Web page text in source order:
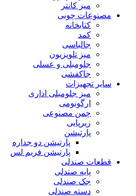
میز کانتر
مصنوعات چوبی
کتابخانه
کمد
جالباسی
میز تلویزیون
جلومبلی و عسلی
جاکفشی
سایر تجهیزات
میز جلومبلی اداری
ارگونومی
چمن مصنوعی
زیرپایی
پارتیشن
پارتیشن دو جداره
پارتیشن فریم لس
قطعات صندلی
پایه صندلی
جک صندلی
دسته صندلی